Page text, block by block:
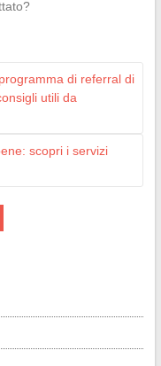
di referral di
utili da
scopri i servizi